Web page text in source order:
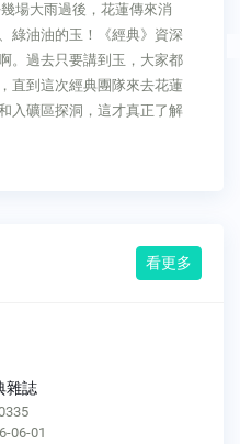
場大雨過後，花蓮傳來消
綠油油的玉！《經典》資深
。過去只要講到玉，大家都
直到這次經典團隊來去花蓮
入礦區探洞，這才真正了解
看更多
雜誌
06-01